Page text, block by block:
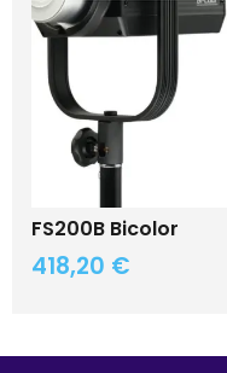
FS200B Bicolor
418,20 €